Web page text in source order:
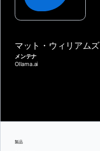
マット・ウィリアムズ
メンテナ
Ollama.ai
製品